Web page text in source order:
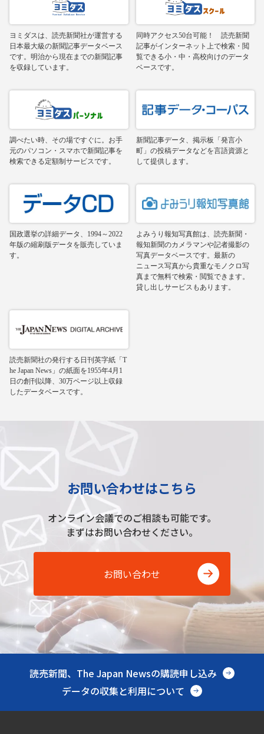
ヨミダスは、読売新聞社が運営する
日本最大級の新聞記事データベース
です。明治から現在までの新聞記事
を収録しています。
同時アクセス50台可能！ 読売新聞
記事がインターネット上で検索・閲
覧できる小・中・高校向けのデータ
ベースです。
調べたい時、その場ですぐに。お手
元のパソコン・スマホで新聞記事を
検索できる定額制サービスです。
新聞記事データ、掲示板「発言小
町」の投稿データなどを言語資源と
して提供します。
国政選挙の詳細データ、1994～2022
年版の縮刷版データを販売していま
す。
よみうり報知写真館は、読売新聞・
報知新聞のカメラマンや記者撮影の
写真データベースです。最新の
ニュース写真から貴重なモノクロ写
真まで無料で検索・閲覧できます。
貸し出しサービスもあります。
読売新聞社の発行する日刊英字紙「T
he Japan News」の紙面を1955年4月1
日の創刊以降、30万ページ以上収録
したデータベースです。
お問い合わせはこちら
オンライン会議でのご相談も可能です。
まずはお問い合わせください。
お問い合わせ
読売新聞、The Japan Newsの購読申し込み
データの収集と利用について